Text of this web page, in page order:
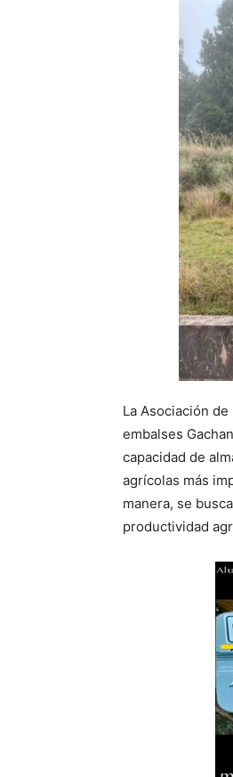
La Asociación
embalses
capacidad de
agrícolas más
manera, se
productividad